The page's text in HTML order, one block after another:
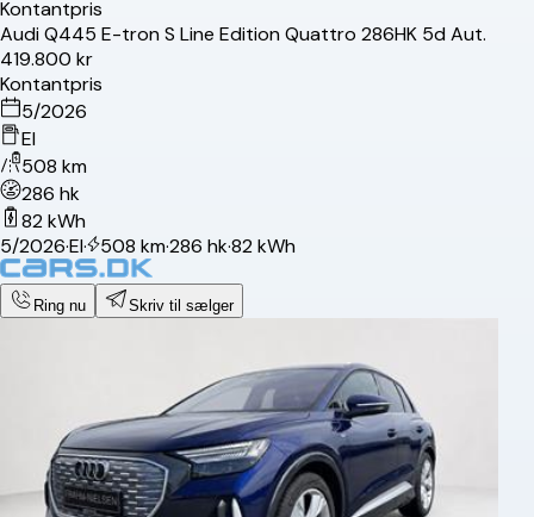
Kontantpris
AudiQ445 E-tron S Line Edition Quattro 286HK 5d Aut.
419.800 kr
Kontantpris
5/2026
El
508 km
286 hk
82 kWh
5/2026·El· 508 km·286 hk·82 kWh
Ring nu Skriv til sælger